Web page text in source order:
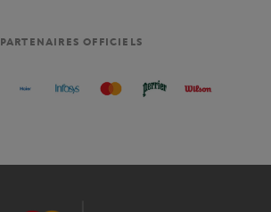
PARTENAIRES OFFICIELS